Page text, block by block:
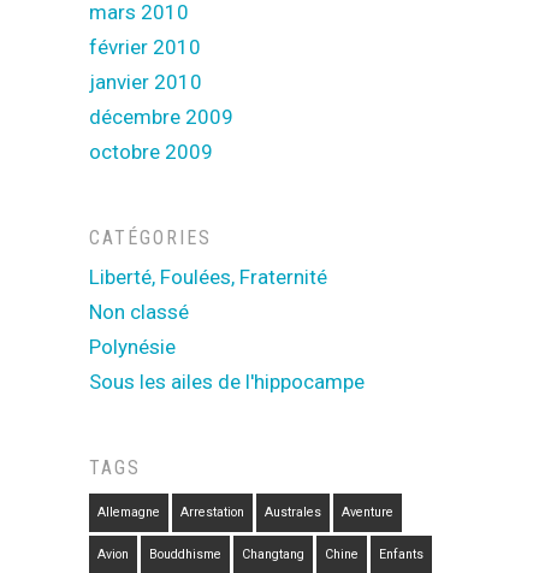
mars 2010
février 2010
janvier 2010
décembre 2009
octobre 2009
CATÉGORIES
Liberté, Foulées, Fraternité
Non classé
Polynésie
Sous les ailes de l'hippocampe
TAGS
Allemagne Arrestation Australes Aventure
Avion Bouddhisme Changtang Chine Enfants